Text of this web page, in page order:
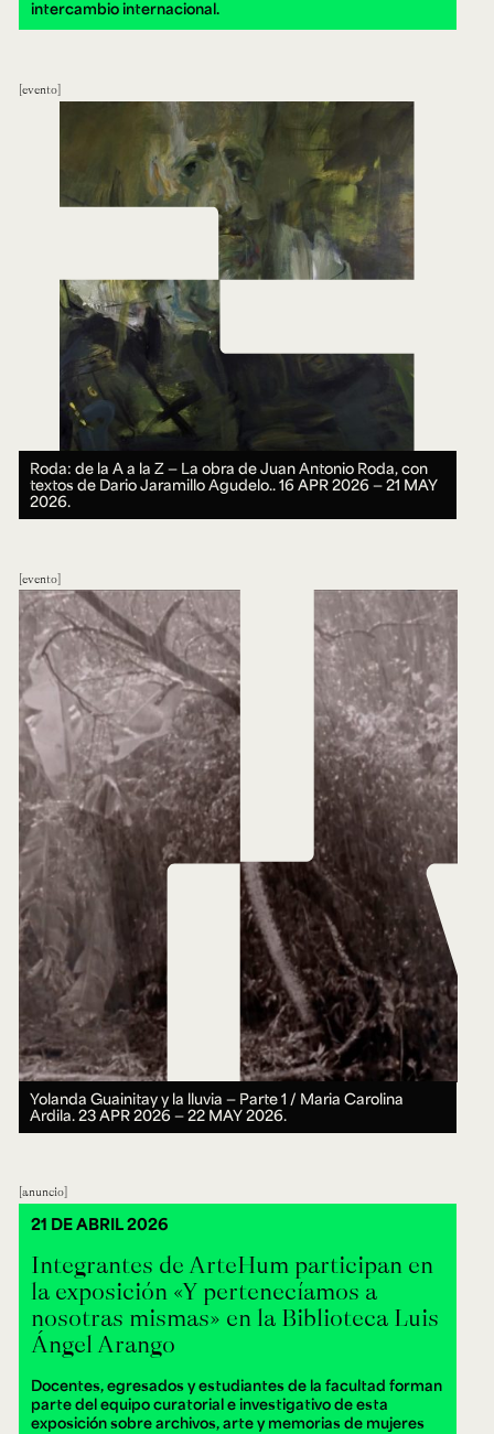
intercambio internacional.
evento
Roda: de la A a la Z ― La obra de Juan Antonio Roda, con
textos de Dario Jaramillo Agudelo..16 APR 2026 ― 21 MAY
2026.
evento
Yolanda Guainitay y la lluvia — Parte 1 / Maria Carolina
Ardila.23 APR 2026 ― 22 MAY 2026.
anuncio
Integrantes de ArteHum participan en
la exposición «Y pertenecíamos a
nosotras mismas» en la Biblioteca Luis
Ángel Arango
Docentes, egresados y estudiantes de la facultad forman
parte del equipo curatorial e investigativo de esta
exposición sobre archivos, arte y memorias de mujeres
21 DE ABRIL 2026